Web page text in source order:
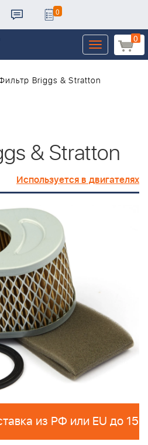
0
0
Toggle
navigation
Briggs & Stratton
& Stratton
Используется в двигателях